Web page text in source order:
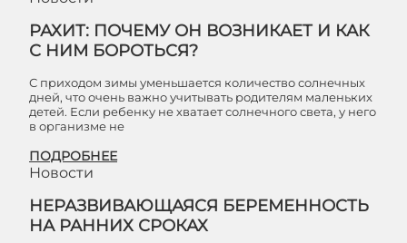
РАХИТ: ПОЧЕМУ ОН ВОЗНИКАЕТ И КАК
С НИМ БОРОТЬСЯ?
С приходом зимы уменьшается количество солнечных
дней, что очень важно учитывать родителям маленьких
детей. Если ребенку не хватает солнечного света, у него
в организме не
ПОДРОБНЕЕ
Новости
НЕРАЗВИВАЮЩАЯСЯ БЕРЕМЕННОСТЬ
НА РАННИХ СРОКАХ